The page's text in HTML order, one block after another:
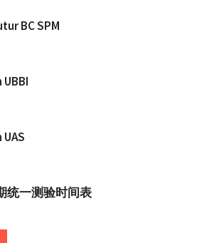
BC SPM
统一测验时间表